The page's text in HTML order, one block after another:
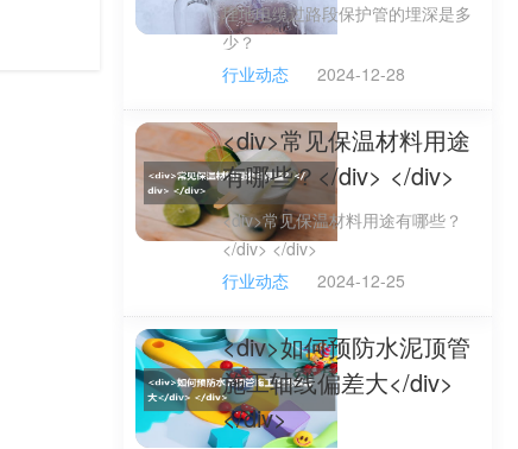
埋地电缆过路段保护管的埋深是多
少？
行业动态
2024-12-28
<div>常见保温材料用途
有哪些？</div> </div>
<div>常见保温材料用途有哪些？
</div> </div>
行业动态
2024-12-25
<div>如何预防水泥顶管
施工轴线偏差大</div>
</div>